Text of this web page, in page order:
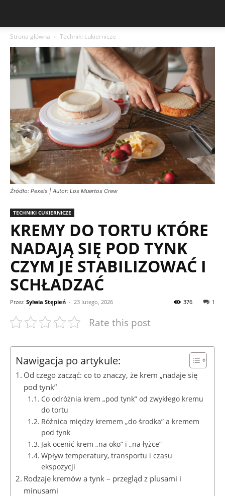
Strona główna Techniki cukiernicze
Źródło: Pexels | Autor: Los Muertos Crew
TECHNIKI CUKIERNICZE
KREMY DO TORTU KTÓRE
NADAJĄ SIĘ POD TYNK
CZYM JE STABILIZOWAĆ I
SCHŁADZAĆ
Przez Sylwia Stępień - 23 lutego, 2026 1
376
Rate this post
Nawigacja po artykule:
Od czego zacząć: co to znaczy, że krem „nadaje się
pod tynk”
Co odróżnia krem „pod tynk” od zwykłego kremu
do tortu
Różnica między kremem „do środka” a kremem
pod tynk
Jak ocenić krem „na oko” i „na łyżce”
Wpływ temperatury, transportu i czasu
ekspozycji
Rodzaje kremów a tynk – przegląd z plusami i
minusami